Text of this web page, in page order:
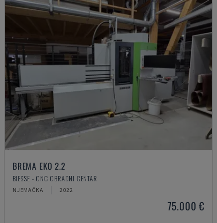
BREMA EKO 2.2
BIESSE - CNC OBRADNI CENTAR
NJEMAČKA 2022
75.000 €